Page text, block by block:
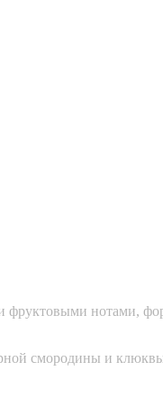
нотами,
смородины и